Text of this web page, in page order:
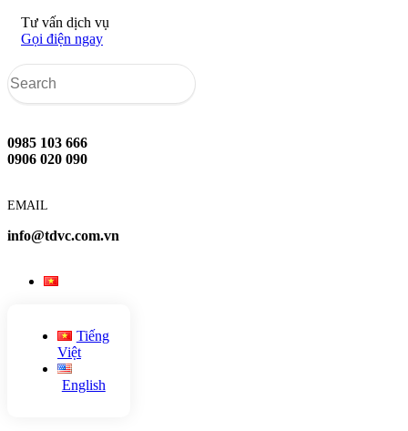
Tư vấn dịch vụ
Gọi điện ngay
0985 103 666
0906 020 090
EMAIL
info@tdvc.com.vn
Tiếng
Việt
English